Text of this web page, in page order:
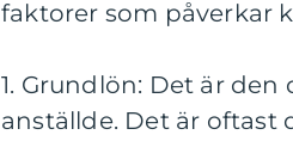
faktorer som påverkar
1. Grundlön: Det är
anställde. Det är oftast